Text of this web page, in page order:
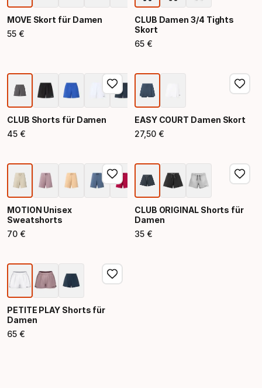
MOVE Skort für Damen
55 €
Endpreis
CLUB Damen 3/4 Tights
Skort
65 €
Endpreis
CLUB Shorts für Damen
45 €
Endpreis
EASY COURT Damen Skort
27,50 €
Endpreis
MOTION Unisex
Sweatshorts
70 €
Endpreis
CLUB ORIGINAL Shorts für
Damen
35 €
Endpreis
PETITE PLAY Shorts für
Damen
65 €
Endpreis